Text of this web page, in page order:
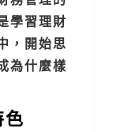
學習理財
，開始思
為什麼樣
色